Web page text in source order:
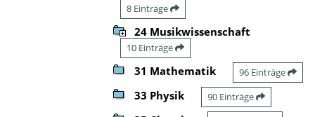
8 Einträge
24 Musikwissenschaft
10 Einträge
31 Mathematik 96 Einträge
33 Physik 90 Einträge